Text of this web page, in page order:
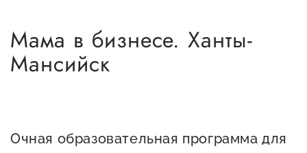
Избранное
Быть в курсе
Мероприятия
Мама в бизнесе. Ханты-
Мансийск
Очная образовательная программа для